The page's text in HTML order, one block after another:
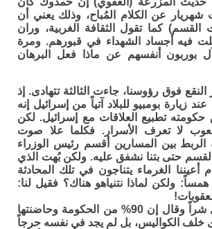
عن الكلام المُباح، وذلك يعني أن
كما تقول الثقافة الغربية، وران
فيه أجساد الشهداء في قبورهم. ومرة
بوربون أنفسهم عن ماذا فعل البرهان
فوق رؤوسنا، جاءت الثالثة تتهادى. إذ
زيارة بومبيو للبلاد آتياً من إسرائيل إنه
تطبيع العلاقات مع إسرائيل. لكن
لا تعرف الأسرار. فكلما علا صوت
الربط بين المسارين أقسم رئيس الوزراء
حتى بتنا نشفق عليه. ولكن بُهت الذي
أعيننا الغرماء يتناجون في تلك المحادثة
همساً: ولكن لماذا نتنياهو هناك؟ فقيل لنا:
بعدئذ تأبط الجنرال شراً وقال إن 90% من الحكومة وحاضنتها
خلف الكواليس، بل لم يجد في نفسه حرجاً